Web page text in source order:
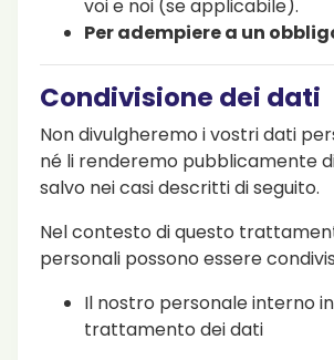
voi e noi (se applicabile).
Per adempiere a un
Condivisione dei dati
Non divulgheremo i vostri dati
né li renderemo pubblicamente
salvo nei casi descritti di seguito.
Nel contesto di questo
personali possono essere
Il nostro personale interno
trattamento dei dati